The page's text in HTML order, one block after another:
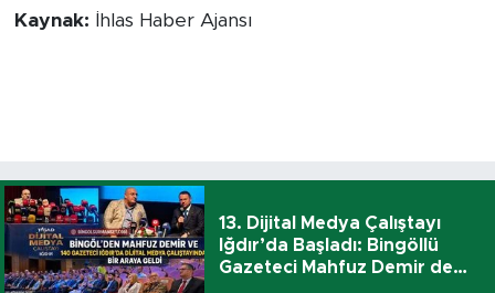
Kaynak: İhlas Haber Ajansı
13. Dijital Medya Çalıştayı
Iğdır’da Başladı: Bingöllü
Gazeteci Mahfuz Demir de